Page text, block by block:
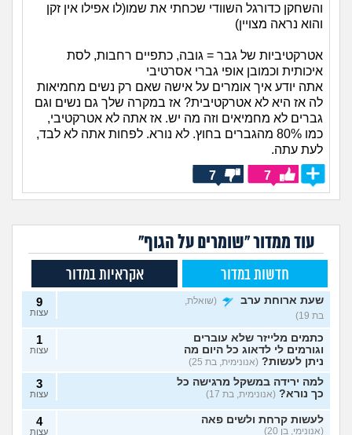
והשחקן כדורגל השוודי שכחתי את שמו(לו אפילו אין זקן
והוא נראה מצויין)
אטרקטיביות של גבר = גובה, כתפיים רחבות, לסת
איכותית וכמובן אופי גברי אסרטיבי
אתה יודע איך אומרים על אישה שאם רק נשים מחמיאות
לה אז היא לא אטרקטיבית? אז במקרה שלך גם נשים וגם
גברים לא מחמיאים וזה מה יש. אז אתה לא אטרקטיבי,
כמו 80% מהגברים בחוץ. לא נורא. לפחות אתה לא לבד,
לעת עתה.
7
7
עוד ממדור "שומרים על הגוף"
חדשות במדור אקראיות במדור
שעת ארוחת ערב
(שואלת,
בת 19)
9
עצות
כתמים מלייזר שלא עוברים
וגורמים לי לדאוג כל היום מה
ניתן לעשות? (אנונימית, בת 25)
1
עצות
למה ירידה במשקל מרגישה כל
כך נורא? (אנונימית, בת 17)
3
עצות
לעשות קרחת ולשים פאה
(אנונימי, בן 20)
4
עצות